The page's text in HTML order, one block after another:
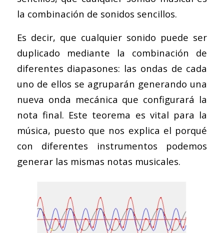
la combinación de sonidos sencillos.
Es decir, que cualquier sonido puede ser
duplicado mediante la combinación de
diferentes diapasones: las ondas de cada
uno de ellos se agruparán generando una
nueva onda mecánica que configurará la
nota final. Este teorema es vital para la
música, puesto que nos explica el porqué
con diferentes instrumentos podemos
generar las mismas notas musicales.